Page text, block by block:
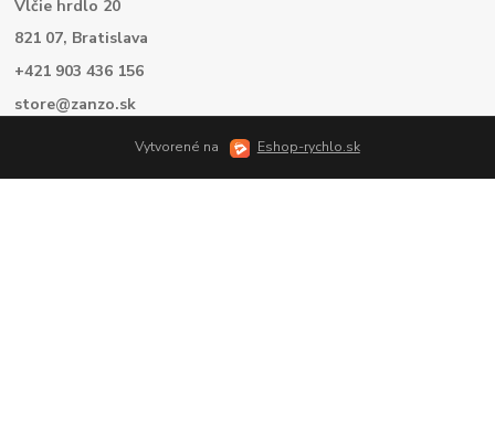
Vlčie hrdlo 20
821 07, Bratislava
+421 903 436 156
store@zanzo.sk
Vytvorené na Eshop-rychlo.sk